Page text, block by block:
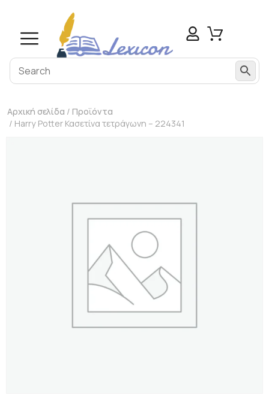
Αρχική σελίδα / Προϊόντα
/ Harry Potter Κασετίνα τετράγωνη – 224341